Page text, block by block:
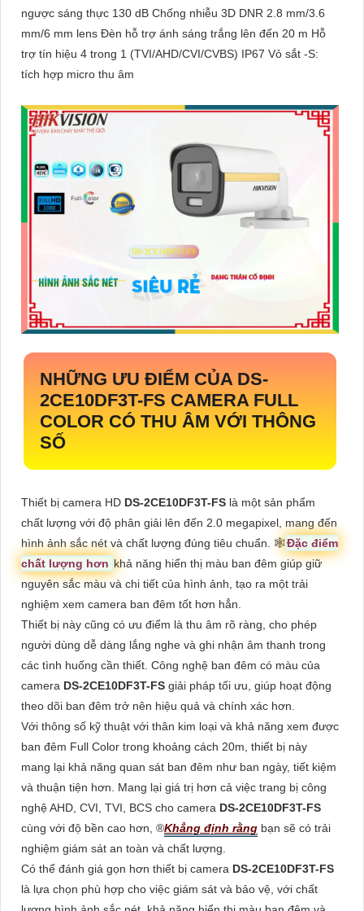
ngược sáng thực 130 dB Chống nhiễu 3D DNR 2.8 mm/3.6
mm/6 mm lens Đèn hỗ trợ ánh sáng trắng lên đến 20 m Hỗ
trợ tín hiệu 4 trong 1 (TVI/AHD/CVI/CVBS) IP67 Vỏ sắt -S:
tích hợp micro thu âm
NHỮNG ƯU ĐIỂM CỦA DS-
2CE10DF3T-FS CAMERA FULL
COLOR CÓ THU ÂM VỚI THÔNG
SỐ
Thiết bị camera HD DS-2CE10DF3T-FS là một sản phẩm
chất lượng với độ phân giải lên đến 2.0 megapixel, mang đến
hình ảnh sắc nét và chất lượng đúng tiêu chuẩn. 🕸Đặc điểm
chất lượng hơn khả năng hiển thị màu ban đêm giúp giữ
nguyên sắc màu và chi tiết của hình ảnh, tạo ra một trải
nghiệm xem camera ban đêm tốt hơn hẳn.
Thiết bị này cũng có ưu điểm là thu âm rõ ràng, cho phép
người dùng dễ dàng lắng nghe và ghi nhận âm thanh trong
các tình huống cần thiết. Công nghệ ban đêm có màu của
camera DS-2CE10DF3T-FS giải pháp tối ưu, giúp hoạt động
theo dõi ban đêm trở nên hiệu quả và chính xác hơn.
Với thông số kỹ thuật với thân kim loại và khả năng xem được
ban đêm Full Color trong khoảng cách 20m, thiết bị này
mang lại khả năng quan sát ban đêm như ban ngày, tiết kiệm
và thuận tiện hơn. Mang lại giá trị hơn cả việc trang bị công
nghệ AHD, CVI, TVI, BCS cho camera DS-2CE10DF3T-FS
cùng với độ bền cao hơn, ®️Khẳng định rằng bạn sẽ có trải
nghiệm giám sát an toàn và chất lượng.
Có thể đánh giá gọn hơn thiết bị camera DS-2CE10DF3T-FS
là lựa chọn phù hợp cho việc giám sát và bảo vệ, với chất